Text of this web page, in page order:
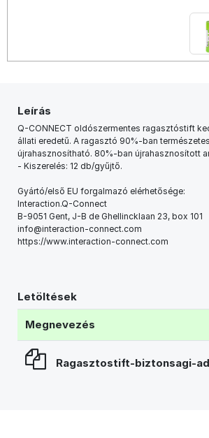
Leírás
Q-CONNECT oldószermentes ragasztóstift
állati eredetű. A ragasztó 90%-ban
újrahasznosítható. 80%-ban újrahasznosított
- Kiszerelés: 12 db/gyűjtő.
Gyártó/első EU forgalmazó elérhetősége:
Interaction.Q-Connect
B-9051 Gent, J-B de Ghellincklaan 23, box 101
info@interaction-connect.com
https://www.interaction-connect.com
Letöltések
Megnevezés
Ragasztostift-biztonsagi-